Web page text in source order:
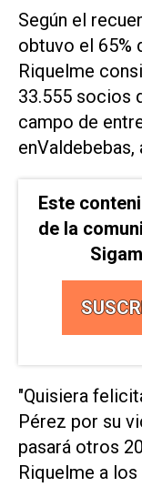
Según el
obtuvo el 65%
Riquelme
33.555 socios
⁠campo de
enValdebebas,
Este
de la
"Quisiera
Pérez por su
pasará otros
Riquelme a